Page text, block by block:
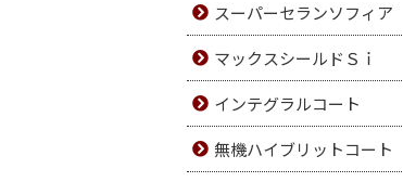
スーパーセランソフィア
マックスシールドＳｉ
インテグラルコート
無機ハイブリットコート